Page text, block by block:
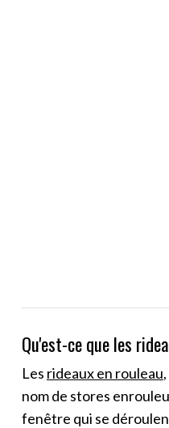
Qu'est-ce que les
Les rideaux en rouleau
nom de stores
fenêtre qui se